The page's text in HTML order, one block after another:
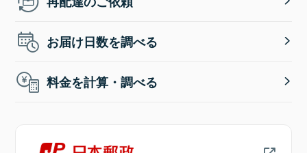
お届け日数を調べる
料金を計算・調べる